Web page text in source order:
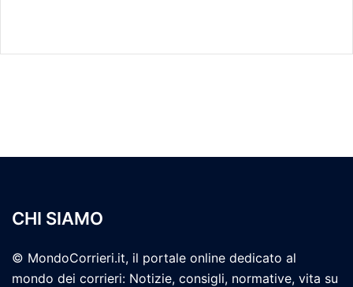
CHI SIAMO
© MondoCorrieri.it, il portale online dedicato al
mondo dei corrieri: Notizie, consigli, normative, vita su